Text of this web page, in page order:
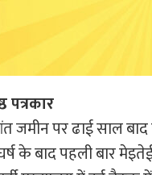
पत्रकार
जमीन पर ढाई साल
के बाद पहली बार